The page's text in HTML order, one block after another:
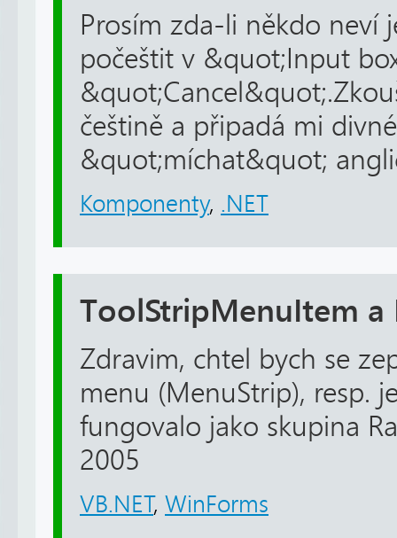
Prosím zda-li někdo neví
počeštit v &quot;Input
češtině a připadá mi
&quot;míchat&quot;
Komponenty, .NET
ToolStripMenuItem a
Zdravim, chtel bych se
menu (MenuStrip), resp.
fungovalo jako skupina
2005
VB.NET, WinForms